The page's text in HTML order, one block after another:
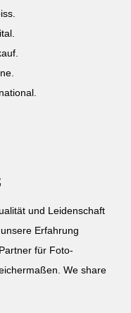
und Leidenschaft
Erfahrung
für Foto-
We share